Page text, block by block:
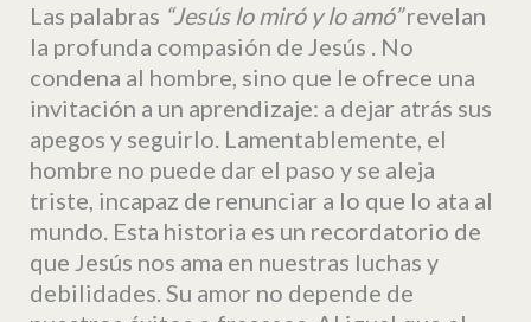
Las palabras “Jesúslo miró y lo amó”revelan
la profunda compasión de Jesús . No
condena al hombre, sino que le ofrece una
invitación a un aprendizaje: a dejar atrás sus
apegos y seguirlo. Lamentablemente, el
hombre no puede dar el paso y se aleja
triste, incapaz de renunciar a lo que lo ata al
mundo. Esta historia es un recordatorio de
que Jesús nos ama en nuestras luchas y
debilidades. Su amor no depende de